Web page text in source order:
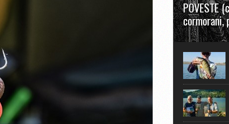
POVESTE
”La urma
în mare parte